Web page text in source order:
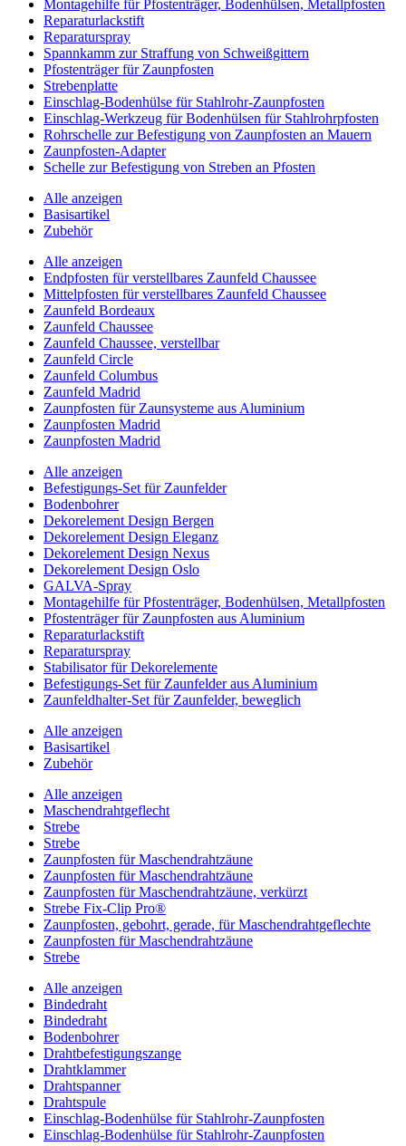
Montagehilfe für Pfostenträger, Bodenhülsen, Metallpfosten
Reparaturlackstift
Reparaturspray
Spannkamm zur Straffung von Schweißgittern
Pfostenträger für Zaunpfosten
Strebenplatte
Einschlag-Bodenhülse für Stahlrohr-Zaunpfosten
Einschlag-Werkzeug für Bodenhülsen für Stahlrohrpfosten
Rohrschelle zur Befestigung von Zaunpfosten an Mauern
Zaunpfosten-Adapter
Schelle zur Befestigung von Streben an Pfosten
Alle anzeigen
Basisartikel
Zubehör
Alle anzeigen
Endpfosten für verstellbares Zaunfeld Chaussee
Mittelpfosten für verstellbares Zaunfeld Chaussee
Zaunfeld Bordeaux
Zaunfeld Chaussee
Zaunfeld Chaussee, verstellbar
Zaunfeld Circle
Zaunfeld Columbus
Zaunfeld Madrid
Zaunpfosten für Zaunsysteme aus Aluminium
Zaunpfosten Madrid
Zaunpfosten Madrid
Alle anzeigen
Befestigungs-Set für Zaunfelder
Bodenbohrer
Dekorelement Design Bergen
Dekorelement Design Eleganz
Dekorelement Design Nexus
Dekorelement Design Oslo
GALVA-Spray
Montagehilfe für Pfostenträger, Bodenhülsen, Metallpfosten
Pfostenträger für Zaunpfosten aus Aluminium
Reparaturlackstift
Reparaturspray
Stabilisator für Dekorelemente
Befestigungs-Set für Zaunfelder aus Aluminium
Zaunfeldhalter-Set für Zaunfelder, beweglich
Alle anzeigen
Basisartikel
Zubehör
Alle anzeigen
Maschendrahtgeflecht
Strebe
Strebe
Zaunpfosten für Maschendrahtzäune
Zaunpfosten für Maschendrahtzäune
Zaunpfosten für Maschendrahtzäune, verkürzt
Strebe Fix-Clip Pro®
Zaunpfosten, gebohrt, gerade, für Maschendrahtgeflechte
Zaunpfosten für Maschendrahtzäune
Strebe
Alle anzeigen
Bindedraht
Bindedraht
Bodenbohrer
Drahtbefestigungszange
Drahtklammer
Drahtspanner
Drahtspule
Einschlag-Bodenhülse für Stahlrohr-Zaunpfosten
Einschlag-Bodenhülse für Stahlrohr-Zaunpfosten